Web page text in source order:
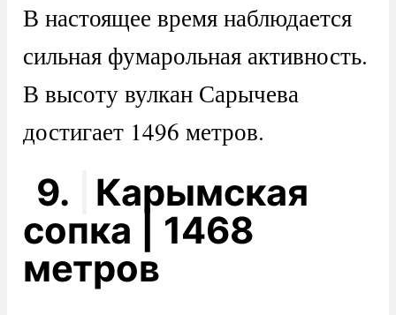
В настоящее время наблюдается
сильная фумарольная активность.
В высоту вулкан Сарычева
достигает 1496 метров.
9.
Карымская
сопка | 1468
метров